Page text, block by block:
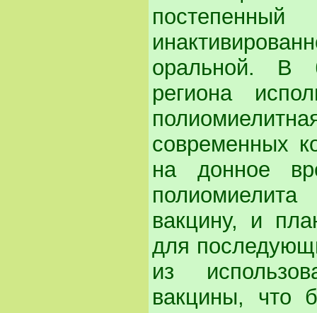
оральной. В
региона
современных
на донное
вакцину, и
для
из
вакцины, что